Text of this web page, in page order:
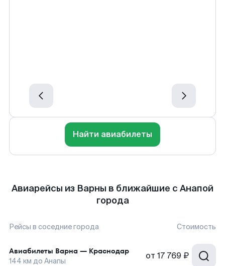
Найти авиабилеты
Авиарейсы из Варны в ближайшие с Анапой
города
Рейсы в соседние города Стоимость
Авиабилеты Варна — Краснодар
144 км до Анапы от 17 769 ₽